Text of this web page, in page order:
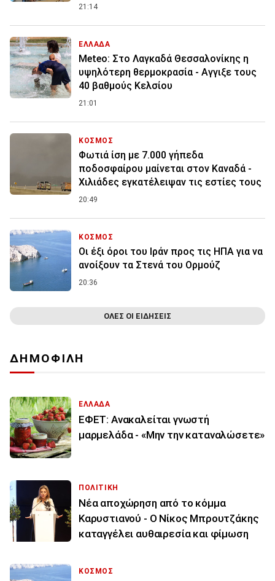
21:14
ΕΛΛΑΔΑ
Meteo: Στο Λαγκαδά Θεσσαλονίκης η
υψηλότερη θερμοκρασία - Αγγιξε τους
40 βαθμούς Κελσίου
21:01
ΚΟΣΜΟΣ
Φωτιά ίση με 7.000 γήπεδα
ποδοσφαίρου μαίνεται στον Καναδά -
Χιλιάδες εγκατέλειψαν τις εστίες τους
20:49
ΚΟΣΜΟΣ
Οι έξι όροι του Ιράν προς τις ΗΠΑ για να
ανοίξουν τα Στενά του Ορμούζ
20:36
ΟΛΕΣ ΟΙ ΕΙΔΗΣΕΙΣ
ΔΗΜΟΦΙΛΗ
ΕΛΛΑΔΑ
ΕΦΕΤ: Ανακαλείται γνωστή
μαρμελάδα - «Μην την καταναλώσετε»
ΠΟΛΙΤΙΚΗ
Νέα αποχώρηση από το κόμμα
Καρυστιανού - Ο Νίκος Μπρουτζάκης
καταγγέλει αυθαιρεσία και φίμωση
ΚΟΣΜΟΣ